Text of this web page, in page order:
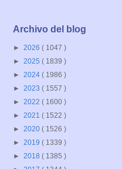
Archivo del blog
► 2026 ( 1047 )
► 2025 ( 1839 )
► 2024 ( 1986 )
► 2023 ( 1557 )
► 2022 ( 1600 )
► 2021 ( 1522 )
► 2020 ( 1526 )
► 2019 ( 1339 )
► 2018 ( 1385 )